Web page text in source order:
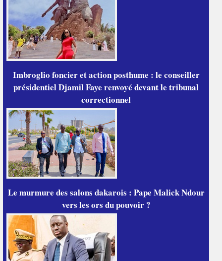
Imbroglio foncier et action posthume : le conseiller
présidentiel Djamil Faye renvoyé devant le tribunal
correctionnel
Le murmure des salons dakarois : Pape Malick Ndour
vers les ors du pouvoir ?